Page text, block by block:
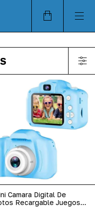
Camara Digital De
Recargable Juegos